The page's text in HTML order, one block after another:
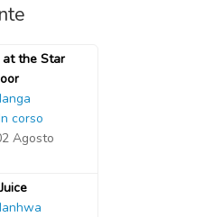
at the Star
corso
Agosto